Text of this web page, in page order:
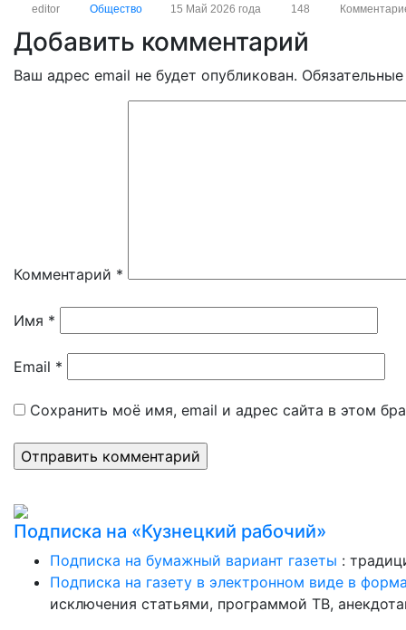
editor Общество 15 Май 2026 года 148
Добавить комментарий
Ваш адрес email не будет опубликован.
Комментарий *
Имя *
Email *
Сохранить моё имя, email и адрес сайта в этом
Подписка на «Кузнецкий рабочий»
Подписка на бумажный вариант газеты :
Подписка на газету в электронном виде в
исключения статьями, программой ТВ,